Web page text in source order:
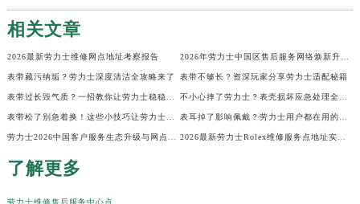
相关文章
2026最新劳力士维修网点地址考察报告
表带藏污纳垢？劳力士深度清洁全攻略来了 表带不够长？资深玩家分享劳力士适配秘籍
了解更多
劳力士维修售后服务中心点